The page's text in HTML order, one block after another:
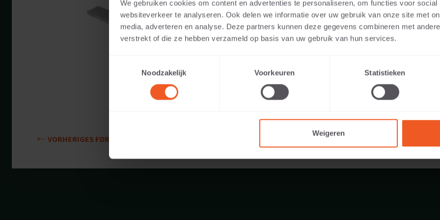
We gebruiken cookies om content en advertenties te personaliseren, om functies voor
websiteverkeer te analyseren. Ook delen we informatie over uw gebruik van onze site met
media, adverteren en analyse. Deze partners kunnen deze gegevens combineren met
verstrekt of die ze hebben verzameld op basis van uw gebruik van hun services.
Noodzakelijk
Voorkeuren Statistieken
Weigeren
Verfügbare Farben:
Anwendbar auf:
VORHERIGES FORMAT